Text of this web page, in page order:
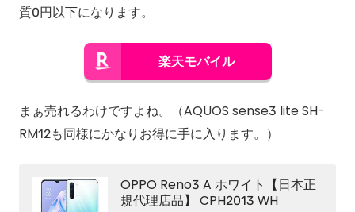
質0円以下になります。
楽天モバイル
まぁ売れるわけですよね。（AQUOS sense3 lite SH-
RM12も同様にかなりお得に手に入ります。）
OPPO Reno3 A ホワイト【日本正
規代理店品】 CPH2013 WH